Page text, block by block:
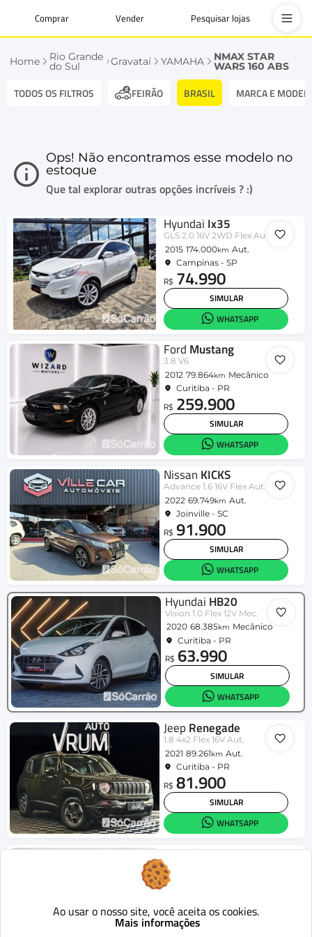
Comprar Vender Pesquisar lojas
Home Rio Grande
do Sul Gravataí YAMAHA NMAX STAR
WARS 160 ABS
TODOS OS FILTROS FEIRÃO BRASIL MARCA E
Ops! Não encontramos esse modelo no
estoque
Que tal explorar outras opções incríveis ? :)
Hyundai Ix35
GLS 2.0 16V 2WD Flex Aut.
2015 174.000km Aut.
Campinas - SP
R$ 74.990
SIMULAR
WHATSAPP
Ford Mustang
3.8 V6
2012 79.864km Mecânico
Curitiba - PR
R$ 259.900
SIMULAR
WHATSAPP
Nissan KICKS
Advance 1.6 16V Flex Aut.
2022 69.749km Aut.
Joinville - SC
R$ 91.900
SIMULAR
WHATSAPP
Hyundai HB20
Vision 1.0 Flex 12V Mec.
2020 68.385km Mecânico
Curitiba - PR
R$ 63.990
SIMULAR
WHATSAPP
Jeep Renegade
1.8 4x2 Flex 16V Aut.
2021 89.261km Aut.
Curitiba - PR
R$ 81.900
SIMULAR
WHATSAPP
HyundaiHR
2.5 TCI Diesel (RS/RD)
2016
R$ 112.900
Ao usar o nosso site, você aceita os cookies.
Mais informações